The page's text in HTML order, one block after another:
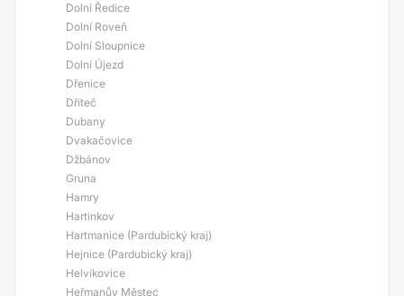
Dolní Ředice
Dolní Roveň
Dolní Sloupnice
Dolní Újezd
Dřenice
Dříteč
Dubany
Dvakačovice
Džbánov
Gruna
Hamry
Hartinkov
Hartmanice (Pardubický kraj)
Hejnice (Pardubický kraj)
Helvíkovice
Heřmanův Městec